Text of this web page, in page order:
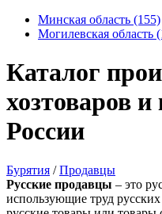
Минская область (155)
Могилевская область
Каталог
хозтоваров
России
Бурятия /Продавцы
Русские продавцы – это
использующие труд